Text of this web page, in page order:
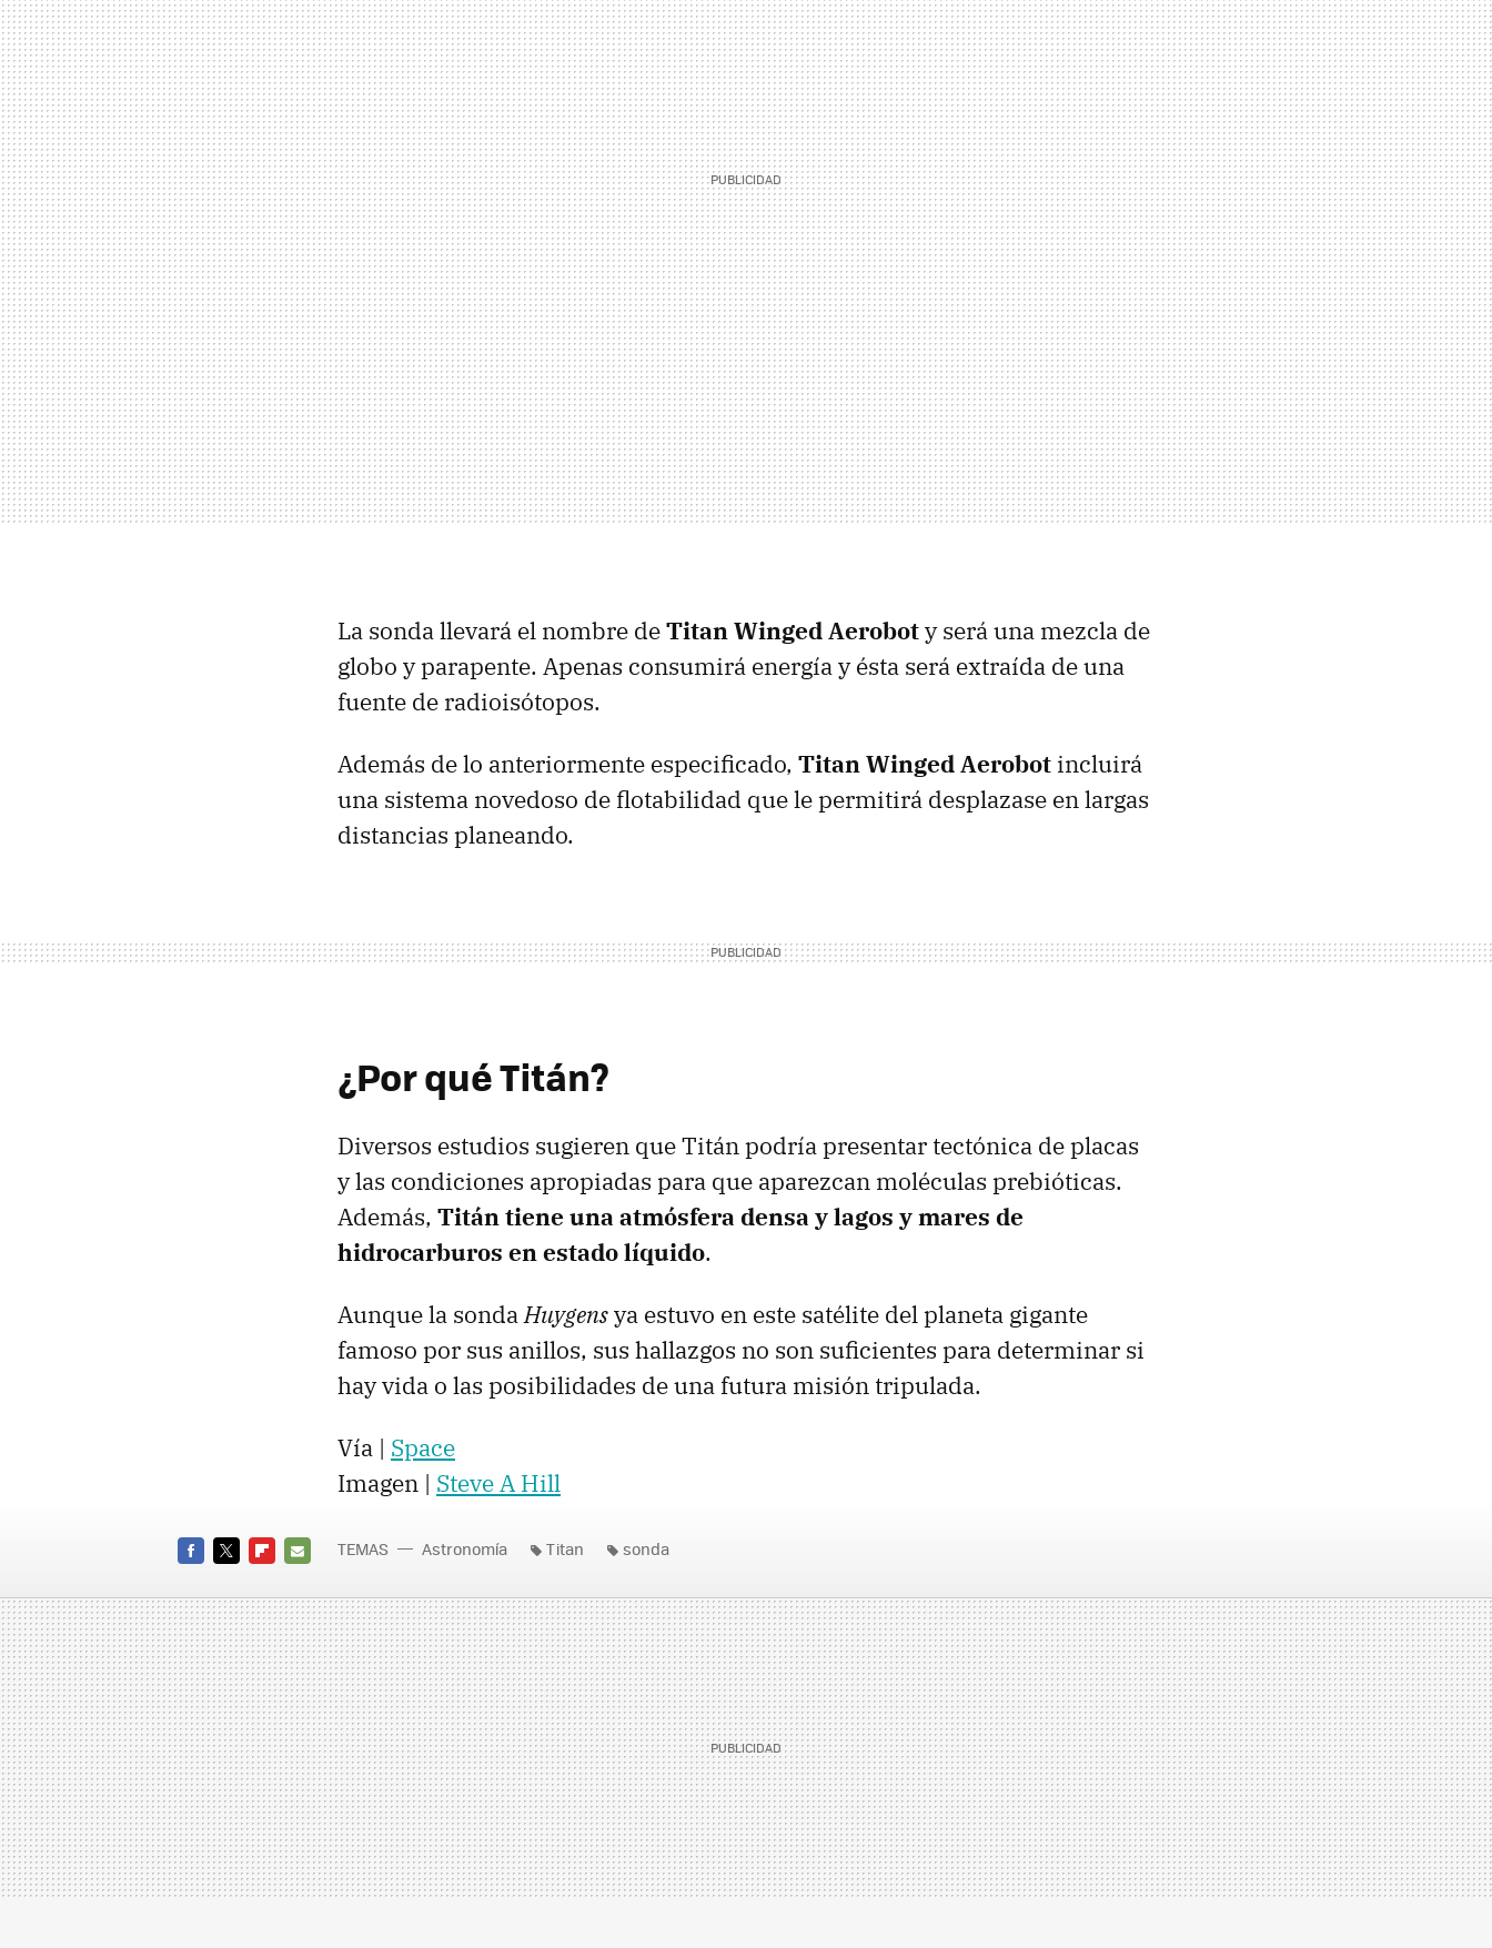
La sonda llevará el nombre deTitan Winged Aeroboty será una mezcla de
globo y parapente. Apenas consumirá energía y ésta será extraída de una
fuente de radioisótopos.
Además de lo anteriormente especificado, Titan Winged Aerobot incluirá
una sistema novedoso de flotabilidad que le permitirá desplazase en largas
distancias planeando.
¿Por qué Titán?
Diversos estudios sugieren que Titán podría presentar tectónica de placas
y las condiciones apropiadas para que aparezcan moléculas prebióticas.
Además, Titán tiene una atmósfera densa y lagos y mares de
hidrocarburos en estado líquido.
Aunque la sondaHuygensya estuvo en este satélite del planeta gigante
famoso por sus anillos, sus hallazgos no son suficientes para determinar si
hay vida o las posibilidades de una futura misión tripulada.
Vía | Space
Imagen | Steve A Hill
MAIL
TEMAS Astronomía Titan sonda